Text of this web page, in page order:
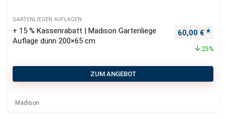
GARTENLIEGEN AUFLAGEN
+ 15 % Kassenrabatt | Madison Gartenliege
Auflage dünn 200×65 cm
60,00 €
25%
ZUM ANGEBOT
Madison